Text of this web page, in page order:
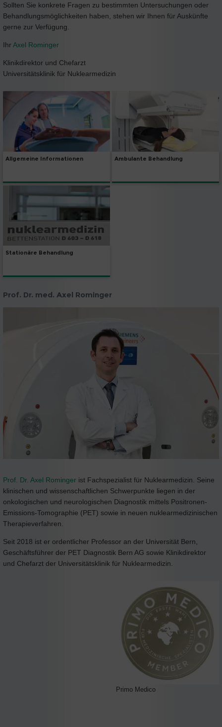
Sollten Sie konkrete Fragen zu bestimmten Untersuchungen oder
Behandlungsmöglichkeiten haben, stehen wir Ihnen für Auskünfte
gerne zur Verfügung.
IhrAxel Rominger
Klinikdirektor und Chefarzt
Universitätsklinik für Nuklearmedizin
Allgemeine Informationen Ambulante Behandlung
Stationäre Behandlung
Prof. Dr. med. Axel Rominger
Prof. Dr. Axel Rominger ist Fachspezialist für Nuklearmedizin. Seine
klinischen und wissenschaftlichen Schwerpunkte liegen in der
onkologischen und neurologischen Diagnostik mittels Positronen-
Emissions-Tomographie (PET) sowie in neuen nuklearmedizinischen
Therapieverfahren.
Seit 2018 ist er ordentlicher Professor an der Universität Bern,
Geschäftsführer der PET Diagnostik Bern AG sowie Klinikdirektor
und Chefarzt der Universitätsklinik für Nuklearmedizin.
Primo Medico